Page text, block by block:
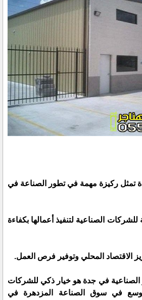
تمثل ركيزة مهمة في تطور الصناعة في
للشركات الصناعية لتنفيذ أعمالها بكفاءة
الاقتصاد المحلي وتوفير فرص العمل.
الصناعية في جدة هو خيار ذكي للشركات
في سوق الصناعة المزدهرة في